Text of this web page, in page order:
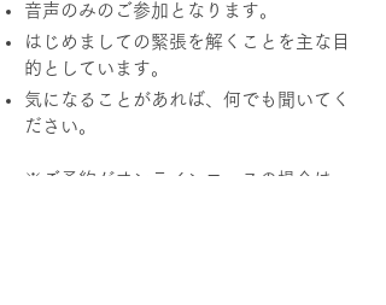
音声のみのご参加となります。
はじめましての緊張を解くことを主な目
的としています。​
気になることがあれば、何でも聞いてく
ださい。
※ご予約がオンラインコースの場合は、